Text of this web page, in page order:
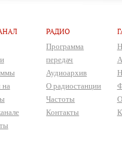
на
РАДИО
Программа
передач
Аудиоархив
О радиостанции
Частоты
Контакты